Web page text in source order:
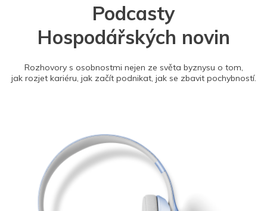
Podcasty
Hospodářských novin
Rozhovory s osobnostmi nejen ze světa byznysu o tom,
jak rozjet kariéru, jak začít podnikat, jak se zbavit pochybností.